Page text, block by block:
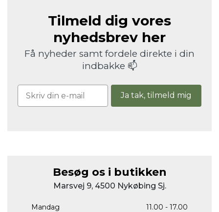
Tilmeld dig vores
nyhedsbrev her
Få nyheder samt fordele direkte i din
indbakke 📫
Ja tak, tilmeld mig
Besøg os i butikken
Marsvej 9, 4500 Nykøbing Sj.
Mandag
11.00 - 17.00